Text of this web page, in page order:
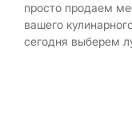
просто продаем
вашего
сегодня выберем